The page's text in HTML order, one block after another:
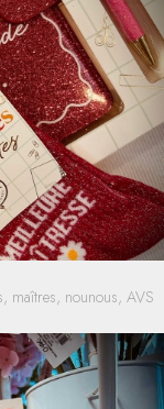
maîtres, nounous, AVS